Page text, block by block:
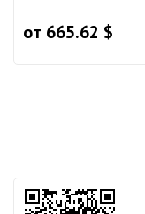
от 665.62 $